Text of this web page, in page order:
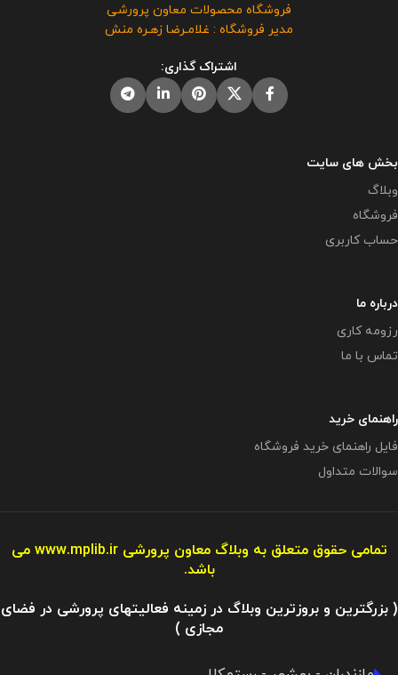
معاون پرورشی متعلق می باشد و
فروش و انتشار این محصول به هر
وبلاگ معاون پرورشی متعلق می
باشد و فروش و انتشار این محصول
باشد و شرعا حرام می باشد.
فروشگاه محصولات معاون پرورشی
مدیر فروشگاه : غلامـرضا زهـره منش
اشتراک گذاری:
بخش های سایت
وبلاگ
فروشگاه
حساب کاربری
درباره ما
رزومه کاری
تماس با ما
راهنمای خرید
فایل راهنمای خرید فروشگاه
سوالات متداول
تمامی حقوق متعلق به وبلاگ معاون پرورشیwww.mplib.ir می
باشد.
( بزرگترین و بروزترین وبلاگ در زمینه فعالیتهای پرورشی در فضای
مجازی )